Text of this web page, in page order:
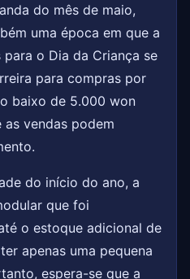
do mês de maio,
uma época em que a
o Dia da Criança se
para compras por
baixo de 5.000 won
vendas podem
do início do ano, a
que foi
o estoque adicional de
apenas uma pequena
espera-se que a